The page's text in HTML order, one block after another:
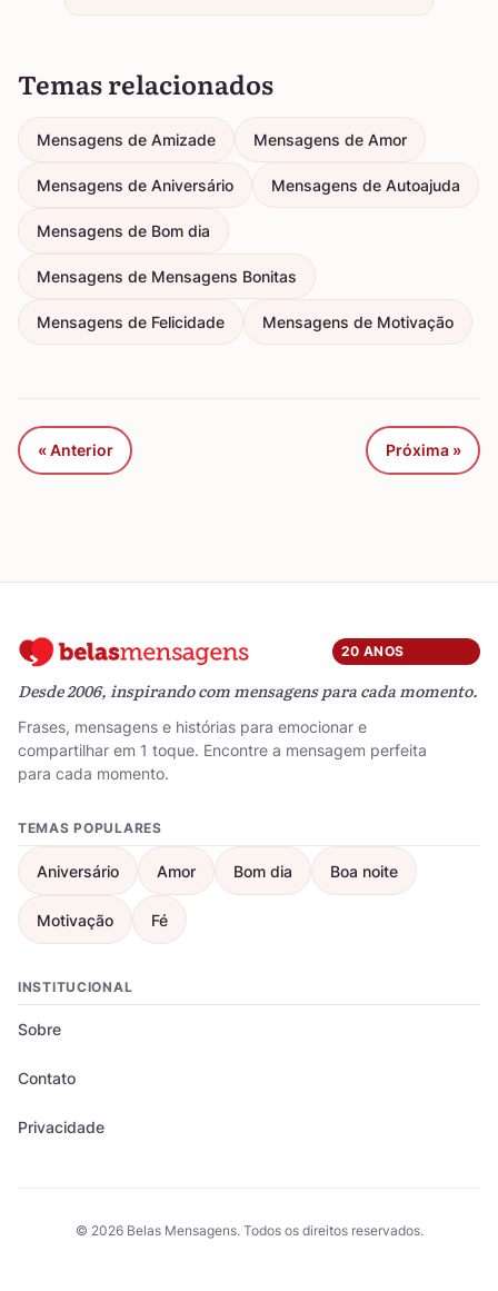
Temas relacionados
Mensagens de Amizade Mensagens de Amor
Mensagens de Aniversário Mensagens de Autoajuda
Mensagens de Bom dia
Mensagens de Mensagens Bonitas
Mensagens de Felicidade Mensagens de Motivação
« Anterior Próxima »
20 ANOS
Desde 2006, inspirando com mensagens para cada momento.
Frases, mensagens e histórias para emocionar e
compartilhar em 1 toque. Encontre a mensagem perfeita
para cada momento.
TEMAS POPULARES
Aniversário Amor Bom dia Boa noite
Motivação Fé
INSTITUCIONAL
Sobre
Contato
Privacidade
© 2026 Belas Mensagens. Todos os direitos reservados.